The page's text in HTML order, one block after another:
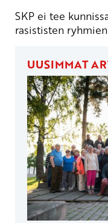
SKP ei tee
rasististen ryhmien
UUSIMMAT